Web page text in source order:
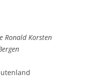
Ronald Korsten